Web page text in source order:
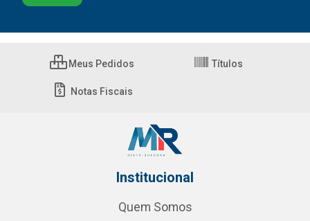
Meus Pedidos Títulos
Notas Fiscais
Institucional
Quem Somos